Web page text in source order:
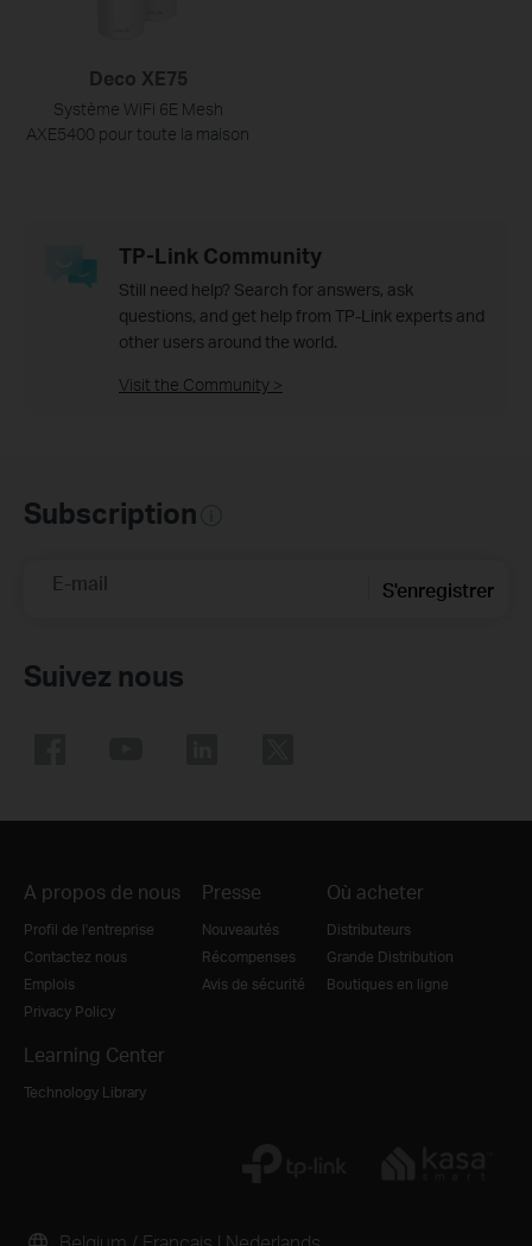
Deco XE75
Système WiFi 6E Mesh
AXE5400 pour toute la maison
TP-Link Community
Still need help? Search for answers, ask
questions, and get help from TP-Link experts and
other users around the world.
Visit the Community >
Subscription
E-mail S'enregistrer
Suivez nous
A propos de nous
Profil de l'entreprise
Contactez nous
Emplois
Privacy Policy
Presse
Nouveautés
Récompenses
Avis de sécurité
Où acheter
Distributeurs
Grande Distribution
Boutiques en ligne
Learning Center
Technology Library